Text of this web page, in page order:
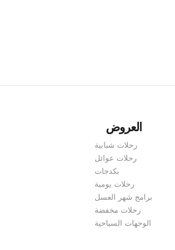
العروض
رحلات شبابية
رحلات عوائل
بكدجات
رحلات يومية
برامج شهر العسل
رحلات مخفضة
الوجهات السياحية